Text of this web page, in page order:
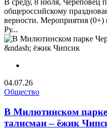
В среду, 8 июля, Череповец
общероссийскому
верности. Мероприятия (0+)
Ру...
04.07.26
Общество
В Милютинском
талисман – ёжик